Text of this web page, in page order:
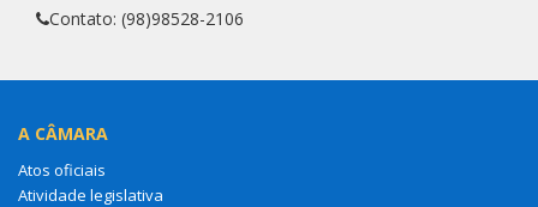
Contato: (98)98528-2106
A CÂMARA
Atos oficiais
Atividade legislativa